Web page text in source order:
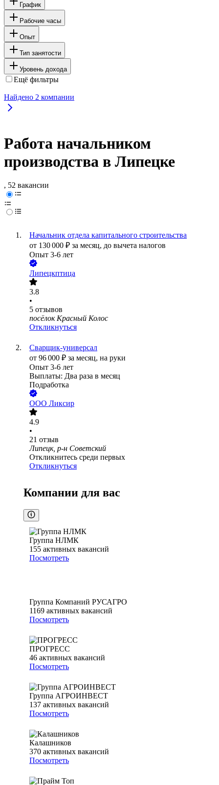
График
Рабочие часы
Опыт
Тип занятости
Уровень дохода
Ещё фильтры
Найдено 2 компании
Работа начальником
производства в Липецке
, 52 вакансии
Начальник отдела капитального строительства
от 130 000 ₽ за месяц, до вычета налогов
Опыт 3-6 лет
Липецкптица
3.8
•
5 отзывов
посёлок Красный Колос
Откликнуться
Сварщик-универсал
от 96 000 ₽ за месяц, на руки
Опыт 3-6 лет
Выплаты: Два раза в месяц
Подработка
ООО Ликсир
4.9
•
21 отзыв
Липецк, р-н Советский
Откликнитесь среди первых
Откликнуться
Компании для вас
Группа НЛМК
155 активных вакансий
Посмотреть
Группа Компаний РУСАГРО
1169 активных вакансий
Посмотреть
ПРОГРЕСС
46 активных вакансий
Посмотреть
Группа АГРОИНВЕСТ
137 активных вакансий
Посмотреть
Калашников
370 активных вакансий
Посмотреть